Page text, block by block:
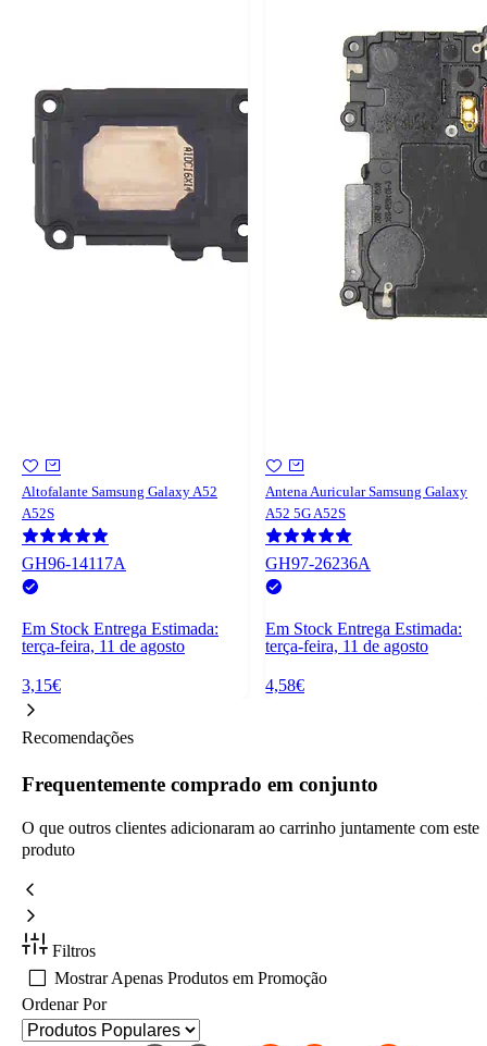
Altofalante Samsung Galaxy A52
A52S
GH96-14117A
Em Stock Entrega Estimada:
terça-feira, 11 de agosto
3,15€
Antena Auricular Samsung Galaxy
A52 5G A52S
GH97-26236A
Em Stock Entrega Estimada:
terça-feira, 11 de agosto
4,58€
Recomendações
Frequentemente comprado em conjunto
O que outros clientes adicionaram ao carrinho juntamente com este
produto
Filtros
Mostrar Apenas Produtos em Promoção
Ordenar Por